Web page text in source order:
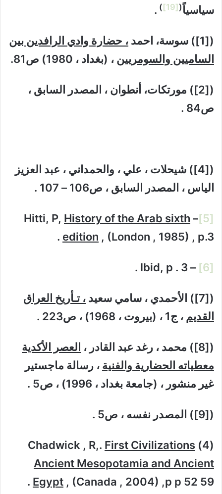
سياسياً (
[19]
)
.
([1]) سوسة، احمد
، حضارة وادي الرافدين بين
الساميين والسومريين ، (بغداد ، 1980) ص81.
([2]) مورتكات، أنطوان ، المصدر السابق ،
ص84 .
([4]) شيحلات ، علي ، والحمداني ، عبد العزيز
الياس ، المصدر السابق ، ص106 – 107 .
[5]
– Hitti, P,
History of the Arab sixth
edition , (London , 1985) , p.3 .
[6]
– Ibid, p . 3 .
([7]) الأحمدي ، سامي سعيد
، تـأريخ العراق
القديم ، ج1 ، (بيروت ، 1968) ، ص223 .
([8]) محمد ، رغد عبد القادر ،
العصر الأكدية
معطياته الحضارية والفنية ، رسالة ماجستير
غير منشور ، (جامعة بغداد ، 1996) ، ص5 .
([9]) المصدر نفسه ، ص5 .
(4) Chadwick , R,.
First Civilizations
Ancient Mesopotamia and Ancient
Egypt , (Canada , 2004) ,p p 52 59 .